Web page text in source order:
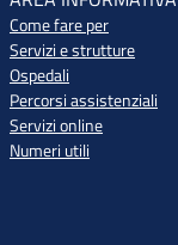
Come fare per
Servizi e strutture
Ospedali
Percorsi assistenziali
Servizi online
Numeri utili